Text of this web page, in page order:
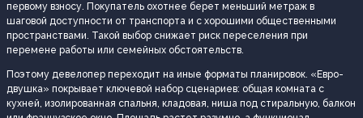
первому взносу. Покупатель охотнее берет меньший метраж в
шаговой доступности от транспорта и с хорошими общественными
пространствами. Такой выбор снижает риск переселения при
перемене работы или семейных обстоятельств.
Поэтому девелопер переходит на иные форматы планировок. «Евро-
двушка» покрывает ключевой набор сценариев: общая комната с
кухней, изолированная спальня, кладовая, ниша под стиральную, балкон